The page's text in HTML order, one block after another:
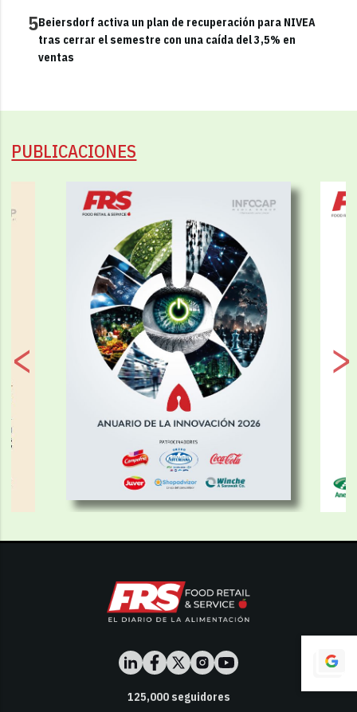
5Beiersdorf activa un plan de recuperación para NIVEA
tras cerrar el semestre con una caída del 3,5% en
ventas
PUBLICACIONES
125,000seguidores